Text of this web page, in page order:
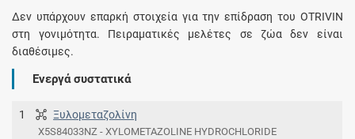
Δεν υπάρχουν επαρκή στοιχεία για την επίδραση του OTRIVIN
στη γονιμότητα. Πειραματικές μελέτες σε ζώα δεν είναι
διαθέσιμες.
Ενεργά συστατικά
1 Ξυλομεταζολίνη
X5S84033NZ - XYLOMETAZOLINE HYDROCHLORIDE